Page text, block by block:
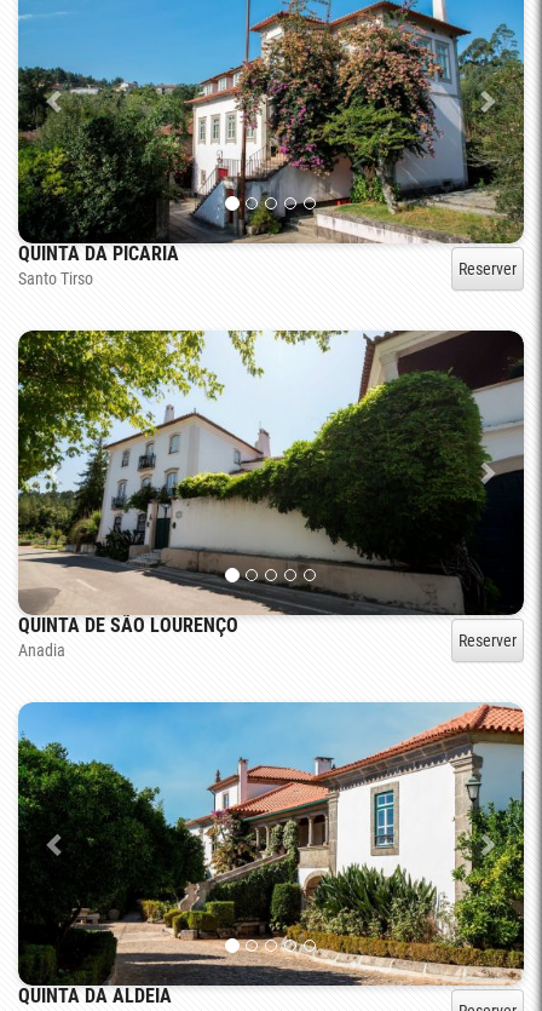
QUINTA DA PICARIA
Santo Tirso Reserver
QUINTA DE SÃO LOURENÇO
Anadia Reserver
QUINTA DA ALDEIA